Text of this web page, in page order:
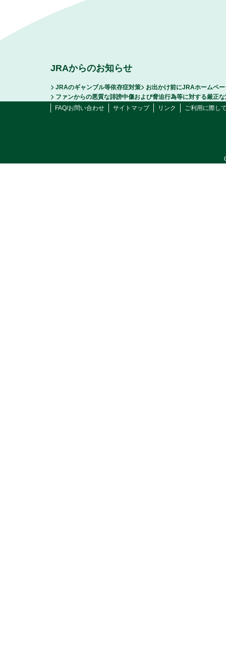
JRAからのお知らせ
JRAのギャンブル等依存症対策
お出かけ前にJRAホームペ
ファンからの悪質な誹謗中傷および脅迫行為等に対する厳正
FAQ/お問い合わせ
サイトマップ リンク ご利用に際し